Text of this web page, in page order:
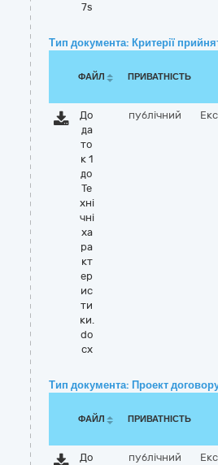
7s
Тип документа: Критерії
ФАЙЛ ПРИВАТНІСТЬ
До
да
то
к 1
до
Те
хні
чні
ха
ра
кт
ер
ис
ти
ки.
do
cx
публічний
Тип документа: Проект
ФАЙЛ ПРИВАТНІСТЬ
До
публічний